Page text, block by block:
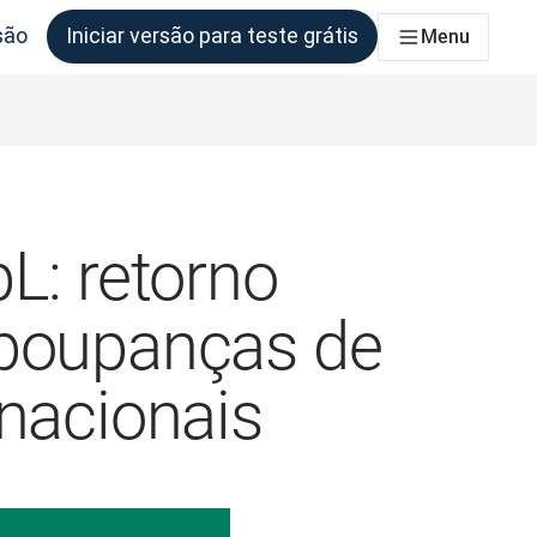
que deles necessitem
Iniciar versão para teste grátis Menu
retorno
de